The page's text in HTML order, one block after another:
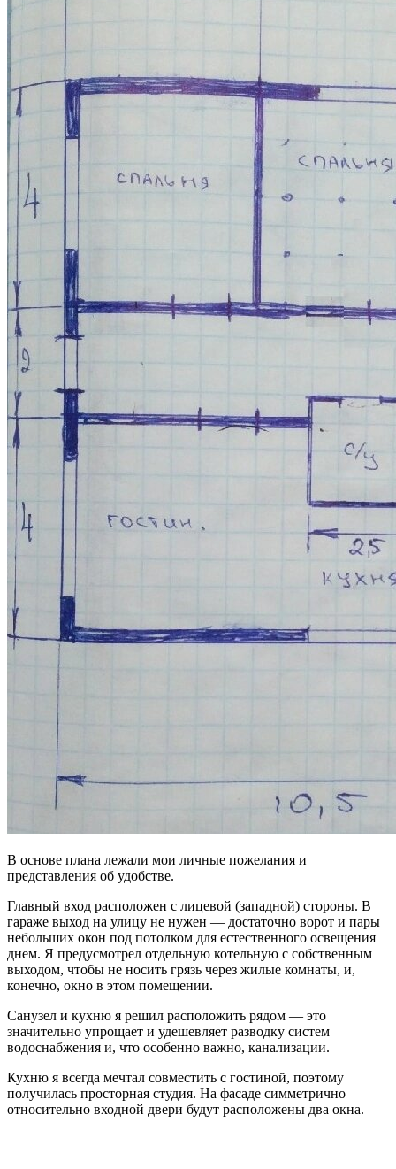
В основе плана лежали мои личные пожелания и
представления об удобстве.
Главный вход расположен с лицевой (западной) стороны. В
гараже выход на улицу не нужен — достаточно ворот и пары
небольших окон под потолком для естественного освещения
днем. Я предусмотрел отдельную котельную с собственным
выходом, чтобы не носить грязь через жилые комнаты, и,
конечно, окно в этом помещении.
Санузел и кухню я решил расположить рядом — это
значительно упрощает и удешевляет разводку систем
водоснабжения и, что особенно важно, канализации.
Кухню я всегда мечтал совместить с гостиной, поэтому
получилась просторная студия. На фасаде симметрично
относительно входной двери будут расположены два окна.